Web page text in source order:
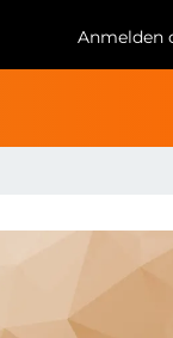
Anmelden